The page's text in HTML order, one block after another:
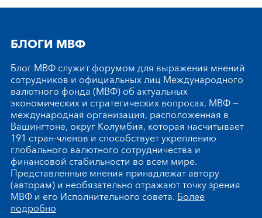
БЛОГИ МВФ
Блог МВФ служит форумом для выражения мнений
сотрудников и официальных лиц Международного
валютного фонда (МВФ) об актуальных
экономических и стратегических вопросах. МВФ —
международная организация, расположенная в
Вашингтоне, округ Колумбия, которая насчитывает
191 стран-членов и способствует укреплению
глобального валютного сотрудничества и
финансовой стабильности во всем мире.
Представленные мнения принадлежат автору
(авторам) и необязательно отражают точку зрения
МВФ и его Исполнительного совета.Более
подробно